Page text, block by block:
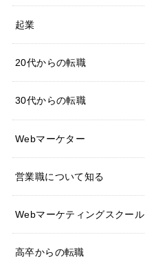
起業
20代からの転職
30代からの転職
Webマーケター
営業職について知る
Webマーケティングスクール
高卒からの転職